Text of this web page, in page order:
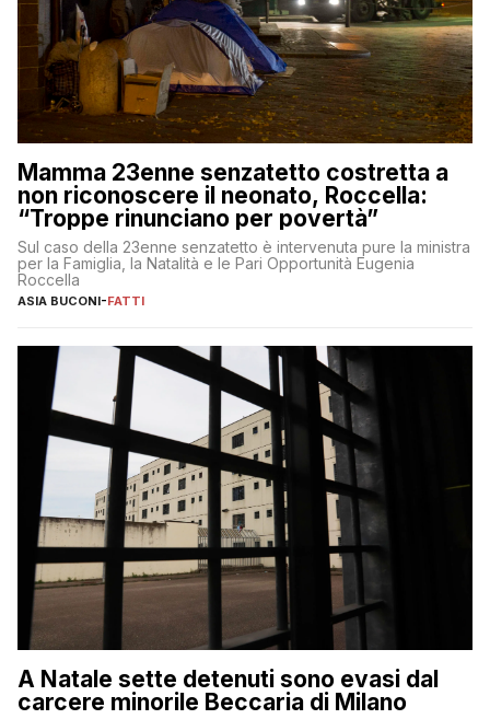
Mamma 23enne senzatetto costretta a
non riconoscere il neonato, Roccella:
“Troppe rinunciano per povertà”
Sul caso della 23enne senzatetto è intervenuta pure la ministra
per la Famiglia, la Natalità e le Pari Opportunità Eugenia
Roccella
ASIA BUCONI-FATTI
A Natale sette detenuti sono evasi dal
carcere minorile Beccaria di Milano